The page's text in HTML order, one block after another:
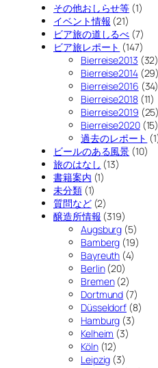
その他おしらせ等 (1)
イベント情報 (21)
ビア旅の道しるべ (7)
ビア旅レポート (147)
Bierreise2013 (32)
Bierreise2014(29)
Bierreise2016 (34)
Bierreise2018(11)
Bierreise2019 (25)
Bierreise2020(15)
過去のレポート
ビールのある風景 (10)
旅のはなし (13)
書籍案内 (1)
未分類(1)
質問など(2)
醸造所情報 (319)
Augsburg (5)
Bamberg (19)
Bayreuth (4)
Berlin(20)
Bremen(2)
Dortmund (7)
Düsseldorf (8)
Hamburg (3)
Kelheim (3)
Köln(12)
Leipzig (3)